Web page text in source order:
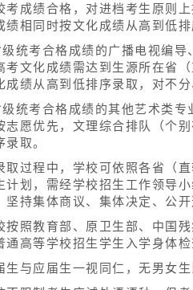
考成绩合格，对进档考生原则
绩相同时按文化成绩从高到低排
级统考合格成绩的广播电视编
考文化成绩需达到生源所在省
成绩从高到低排序录取，对不
级统考合格成绩的其他艺术类
志愿优先，文理综合排队（个
取。
取过程中，学校可依照各省（
计划，需经学校招生工作领导
坚持集体商议、集体决定、公开
按照教育部、原卫生部、中国
通高等学校招生学生入学身体
生与应届生一视同仁，无男女生